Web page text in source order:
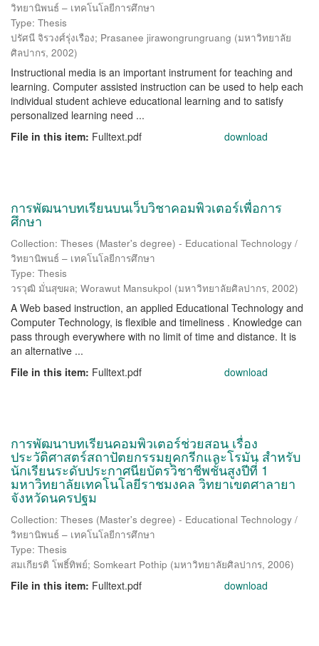
วิทยานิพนธ์ – เทคโนโลยีการศึกษา
Type: Thesis
ปรัศนี จิรวงศ์รุ่งเรือง; Prasanee jirawongrungruang (มหาวิทยาลัย
ศิลปากร, 2002)
Instructional media is an important instrument for teaching and
learning. Computer assisted instruction can be used to help each
individual student achieve educational learning and to satisfy
personalized learning need ...
File in this item: Fulltext.pdf download
การพัฒนาบทเรียนบนเว็บวิชาคอมพิวเตอร์เพื่อการ
ศึกษา
Collection: Theses (Master's degree) - Educational Technology /
วิทยานิพนธ์ – เทคโนโลยีการศึกษา
Type: Thesis
วรวุฒิ มั่นสุขผล; Worawut Mansukpol (มหาวิทยาลัยศิลปากร, 2002)
A Web based instruction, an applied Educational Technology and
Computer Technology, is flexible and timeliness . Knowledge can
pass through everywhere with no limit of time and distance. It is
an alternative ...
File in this item: Fulltext.pdf download
การพัฒนาบทเรียนคอมพิวเตอร์ช่วยสอน เรื่อง
ประวัติศาสตร์สถาปัตยกรรมยุคกรีกและโรมัน สำหรับ
นักเรียนระดับประกาศนียบัตรวิชาชีพชั้นสูงปีที่ 1
มหาวิทยาลัยเทคโนโลยีราชมงคล วิทยาเขตศาลายา
จังหวัดนครปฐม
Collection: Theses (Master's degree) - Educational Technology /
วิทยานิพนธ์ – เทคโนโลยีการศึกษา
Type: Thesis
สมเกียรติ โพธิ์ทิพย์; Somkeart Pothip (มหาวิทยาลัยศิลปากร, 2006)
File in this item: Fulltext.pdf download